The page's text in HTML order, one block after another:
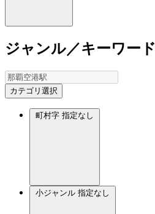
ジャンル／キーワード
カテゴリ選択
町村字 指定なし
小ジャンル 指定なし